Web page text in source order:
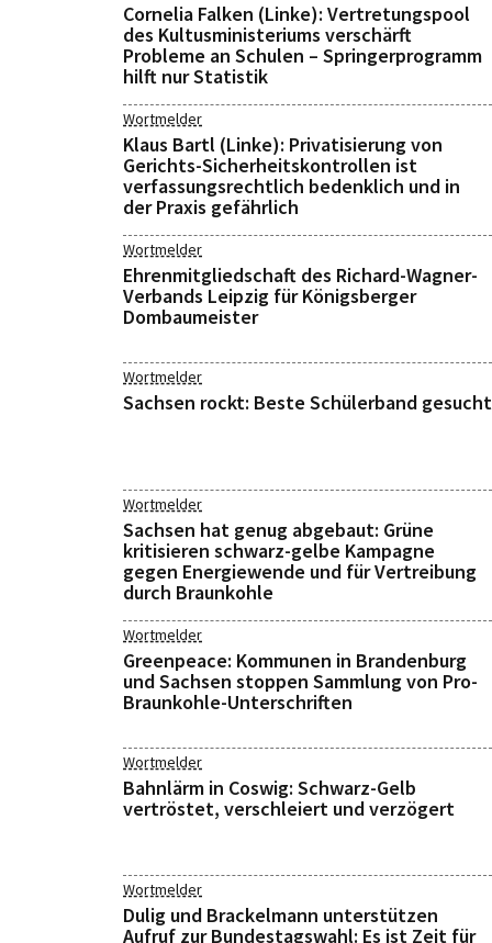
Cornelia Falken (Linke): Vertretungspool
des Kultusministeriums verschärft
Probleme an Schulen – Springerprogramm
hilft nur Statistik
Wortmelder
Klaus Bartl (Linke): Privatisierung von
Gerichts-Sicherheitskontrollen ist
verfassungsrechtlich bedenklich und in
der Praxis gefährlich
Wortmelder
Ehrenmitgliedschaft des Richard-Wagner-
Verbands Leipzig für Königsberger
Dombaumeister
Wortmelder
Sachsen rockt: Beste Schülerband gesucht
Wortmelder
Sachsen hat genug abgebaut: Grüne
kritisieren schwarz-gelbe Kampagne
gegen Energiewende und für Vertreibung
durch Braunkohle
Wortmelder
Greenpeace: Kommunen in Brandenburg
und Sachsen stoppen Sammlung von Pro-
Braunkohle-Unterschriften
Wortmelder
Bahnlärm in Coswig: Schwarz-Gelb
vertröstet, verschleiert und verzögert
Wortmelder
Dulig und Brackelmann unterstützen
Aufruf zur Bundestagswahl: Es ist Zeit für